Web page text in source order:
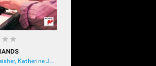
Leon Fleisher, Katherine Jacobson